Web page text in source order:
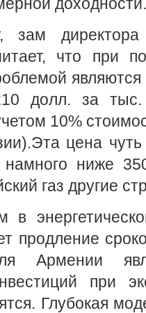
зам
что при
долл. за тыс.
10%
цена
намного ниже
газ другие
в
продление
Армении
при
Глубокая